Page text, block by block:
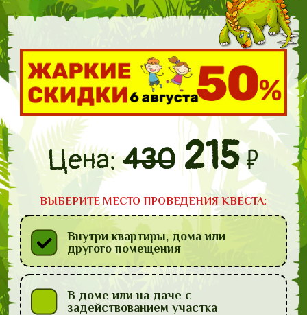
Цена:430215₽
ВЫБЕРИТЕ МЕСТО ПРОВЕДЕНИЯ КВЕСТА:
Внутри квартиры, дома или
другого помещения
В доме или на даче с
задействованием участка